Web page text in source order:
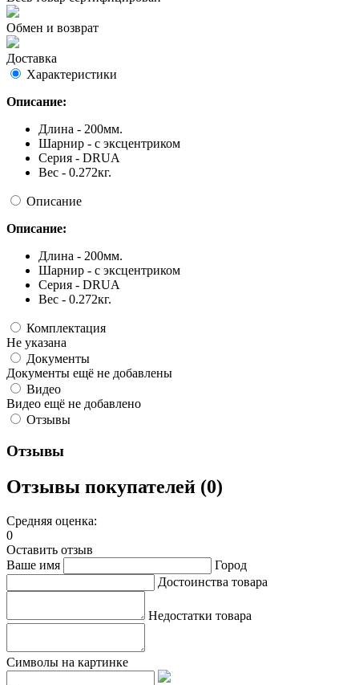
Обмен и возврат
Доставка
Характеристики
Описание:
Длина - 200мм.
Шарнир - с эксцентриком
Серия - DRUA
Вес - 0.272кг.
Описание
Описание:
Длина - 200мм.
Шарнир - с эксцентриком
Серия - DRUA
Вес - 0.272кг.
Комплектация
Не указана
Документы
Документы ещё не добавлены
Видео
Видео ещё не добавлено
Отзывы
Отзывы
Отзывы покупателей (0)
Средняя оценка:
0
Оставить отзыв
Ваше имя
Город
Достоинства товара
Недостатки товара
Символы на картинке